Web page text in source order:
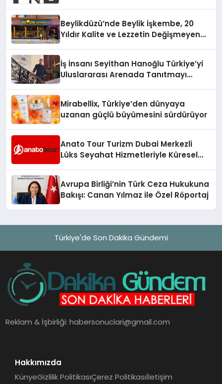
Beylikdüzü’nde Beylik İşkembe, 20
Yıldır Kalite ve Lezzetin Değişmeyen
İş İnsanı Seyithan Hanoğlu Türkiye’yi
Uluslararası Arenada Tanıtmayı
Mirabellix, Türkiye’den dünyaya
uzanan güçlü büyümesini sürdürüyor
Anato Tour Turizm Dubai Merkezli
Lüks Seyahat Hizmetleriyle Küresel
Avrupa Birliği’nin Türk Ceza Hukukuna
Bakışı: Canan Yılmaz ile Özel Röportaj
Türkiye'de Son Dakika Gündemi
Reklam & İşbirliği:habersonuclari@gmail.com
Hakkımızda
KünyeGizlilik PolitikasıÇerez Politikasıİletişim